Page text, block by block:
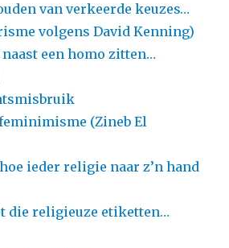
van verkeerde keuzes…
volgens David Kenning)
een homo zitten…
(Zineb El
ieder religie naar z’n hand
die religieuze etiketten…